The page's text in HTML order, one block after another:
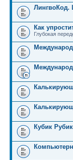
ЛингвоКод.
Как
Глубокая
Кубик